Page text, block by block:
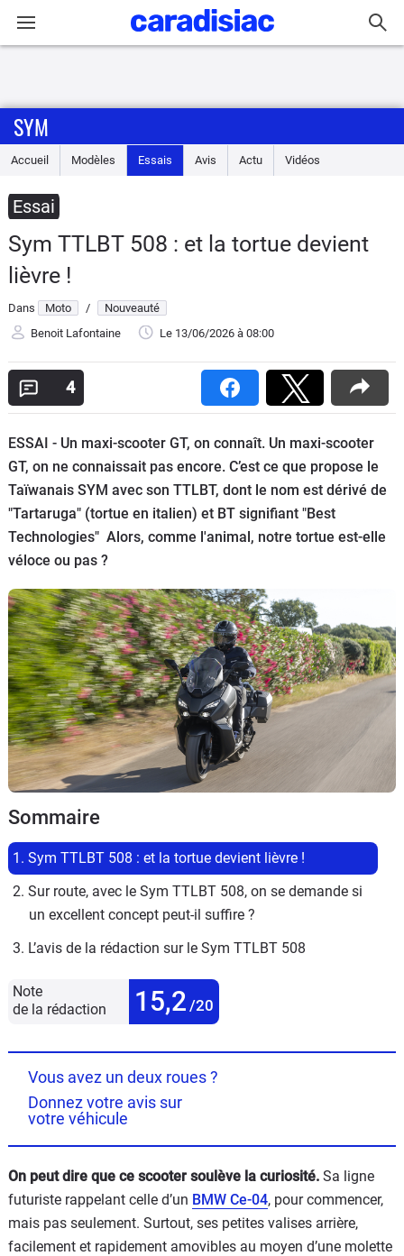
Accueil
Essais
Equipement
Avis
Forum
Scooters
125
Marques
Services
Auto
SYM
Accueil Modèles Essais Avis Actu Vidéos
Essai
Sym TTLBT 508 : et la tortue devient
lièvre !
Dans Moto /
Nouveauté
Benoit Lafontaine
Le 13/06/2026 à 08:00
4
ESSAI - Un maxi-scooter GT, on connaît. Un maxi-scooter
GT, on ne connaissait pas encore. C’est ce que propose le
Taïwanais SYM avec son TTLBT, dont le nom est dérivé de
"Tartaruga" (tortue en italien) et BT signifiant "Best
Technologies" Alors, comme l'animal, notre tortue est-elle
véloce ou pas ?
Sommaire
1. Sym TTLBT 508 : et la tortue devient lièvre !
2. Sur route, avec le Sym TTLBT 508, on se demande si
un excellent concept peut-il suffire ?
3. L’avis de la rédaction sur le Sym TTLBT 508
Note
de la rédaction
15,2 /20
Vous avez un deux roues ?
Donnez votre avis sur
votre véhicule
On peut dire que ce scooter soulève la curiosité. Sa ligne
futuriste rappelant celle d’un BMW Ce-04, pour commencer,
mais pas seulement. Surtout, ses petites valises arrière,
facilement et rapidement amovibles au moyen d’une molette